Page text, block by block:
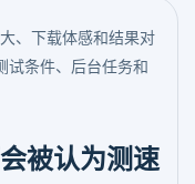
、下载体感和结果对
试条件、后台任务和
被认为测速